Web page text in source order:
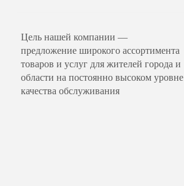
Цель нашей компании —
предложение широкого ассортимента
товаров и услуг для жителей города и
области на постоянно высоком уровне
качества обслуживания